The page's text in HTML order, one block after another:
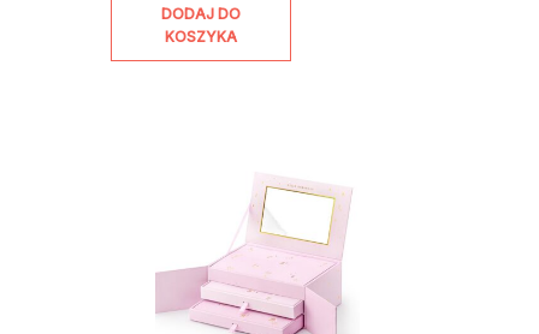
DODAJ DO
KOSZYKA